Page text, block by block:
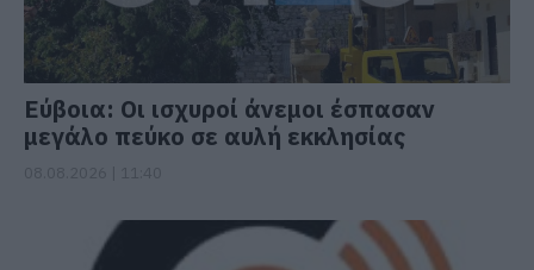
Εύβοια: Οι ισχυροί άνεμοι έσπασαν
μεγάλο πεύκο σε αυλή εκκλησίας